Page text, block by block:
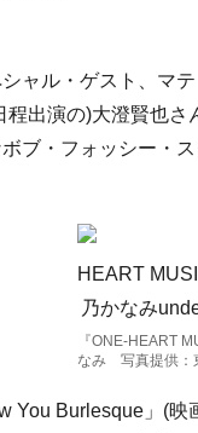
ャル・ゲスト、マ
程出演の)大澄賢也
ブ・フォッシー・
『ONE-HEART
なみ 写真提供：
You Burlesque」(